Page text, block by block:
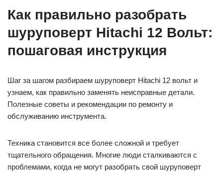
Как правильно разобрать
шуруповерт Hitachi 12 Вольт:
пошаговая инструкция
Шаг за шагом разбираем шуруповерт Hitachi 12 вольт и
узнаем, как правильно заменять неисправные детали.
Полезные советы и рекомендации по ремонту и
обслуживанию инструмента.
Техника становится все более сложной и требует
тщательного обращения. Многие люди сталкиваются с
проблемами, когда не могут разобрать свой шуруповерт